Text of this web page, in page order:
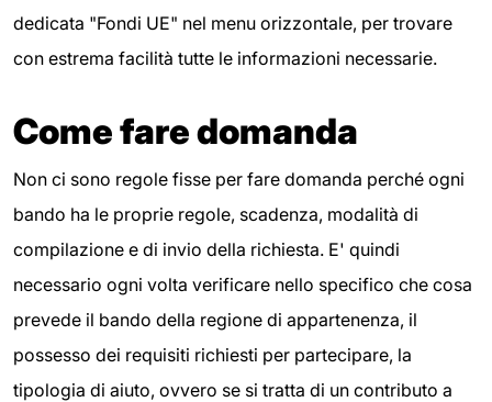
dedicata "Fondi UE" nel menu orizzontale, per trovare
con estrema facilità tutte le informazioni necessarie.
Come fare domanda
Non ci sono regole fisse per fare domanda perché ogni
bando ha le proprie regole, scadenza, modalità di
compilazione e di invio della richiesta. E' quindi
necessario ogni volta verificare nello specifico che cosa
prevede il bando della regione di appartenenza, il
possesso dei requisiti richiesti per partecipare, la
tipologia di aiuto, ovvero se si tratta di un contributo a